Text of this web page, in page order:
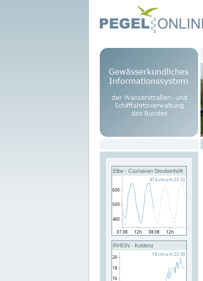
Elbe - Cuxhaven Steubenhöft
RHEIN - Koblenz